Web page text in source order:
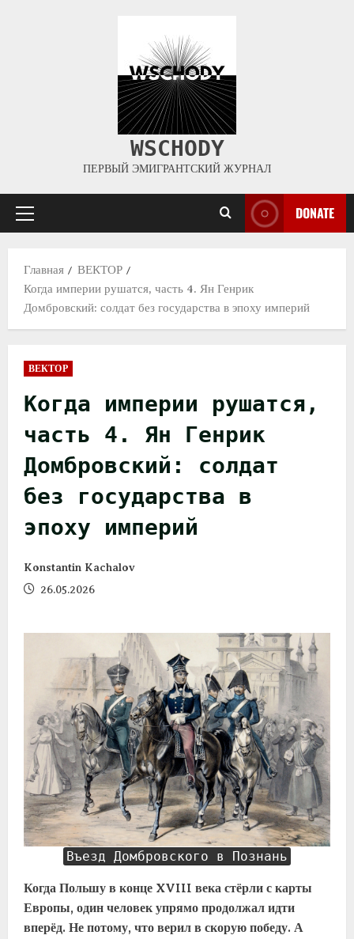
WSCHODY
ПЕРВЫЙ ЭМИГРАНТСКИЙ ЖУРНАЛ
DONATE
Главная
ВЕКТОР
Когда империи рушатся, часть 4. Ян Генрик
Домбровский: солдат без государства в эпоху империй
ВЕКТОР
Когда империи рушатся,
часть 4. Ян Генрик
Домбровский: солдат
без государства в
эпоху империй
Konstantin Kachalov
26.05.2026
Въезд Домбровского в Познань
Когда Польшу в конце XVIII века стёрли с карты
Европы, один человек упрямо продолжал идти
вперёд. Не потому, что верил в скорую победу. А